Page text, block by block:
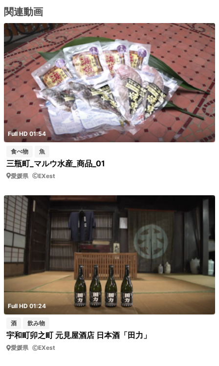
関連動画
Full HD 01:54
食べ物 魚
三瓶町_マルウ水産_商品_01
愛媛県 EXest
Full HD 01:24
酒 飲み物
宇和町卯之町 元見屋酒店 日本酒「田力」
愛媛県 EXest